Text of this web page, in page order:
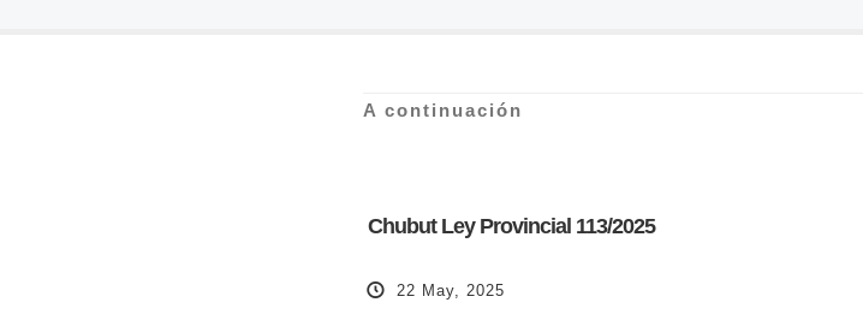
A continuación
Chubut Ley Provincial 113/2025
22 May, 2025